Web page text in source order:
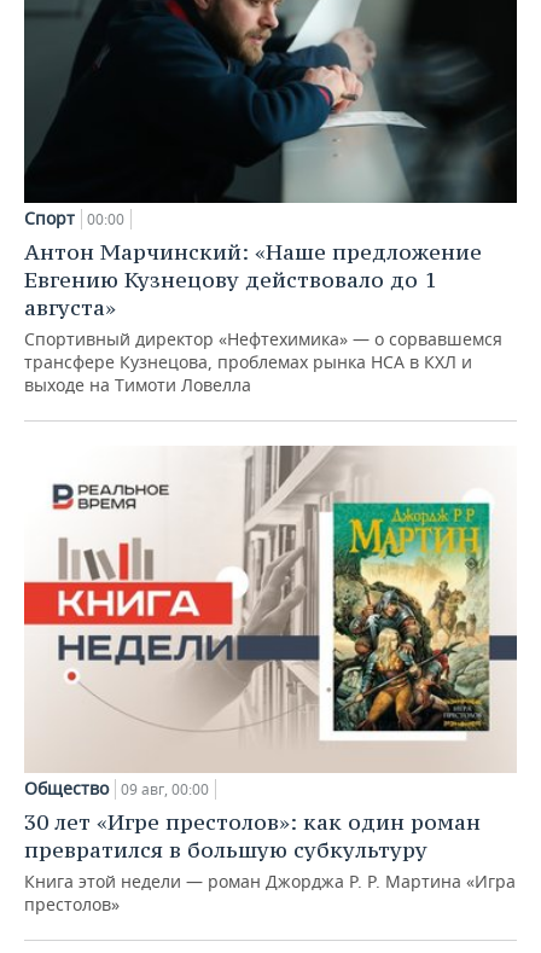
Спорт 00:00
Антон Марчинский: «Наше предложение
Евгению Кузнецову действовало до 1
августа»
Спортивный директор «Нефтехимика» — о сорвавшемся
трансфере Кузнецова, проблемах рынка НСА в КХЛ и
выходе на Тимоти Ловелла
Общество 09 авг, 00:00
30 лет «Игре престолов»: как один роман
превратился в большую субкультуру
Книга этой недели — роман Джорджа Р. Р. Мартина «Игра
престолов»